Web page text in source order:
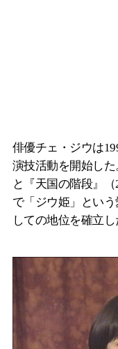
俳優チェ・ジウは
演技活動を開始した
と『天国の階段』
で「ジウ姫」とい
しての地位を確立し